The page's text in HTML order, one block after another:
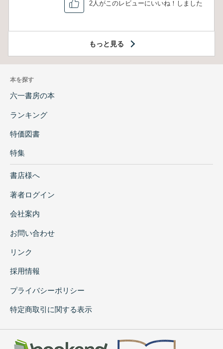
2人がこのレビューにいいね！しました
もっと見る
本を探す
六一書房の本
ランキング
特価図書
特集
書店様へ
著者ログイン
会社案内
お問い合わせ
リンク
採用情報
プライバシーポリシー
特定商取引に関する表示